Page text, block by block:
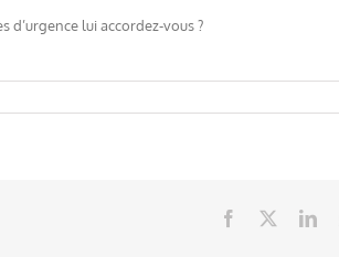
d’urgence lui accordez-vous ?
Facebook